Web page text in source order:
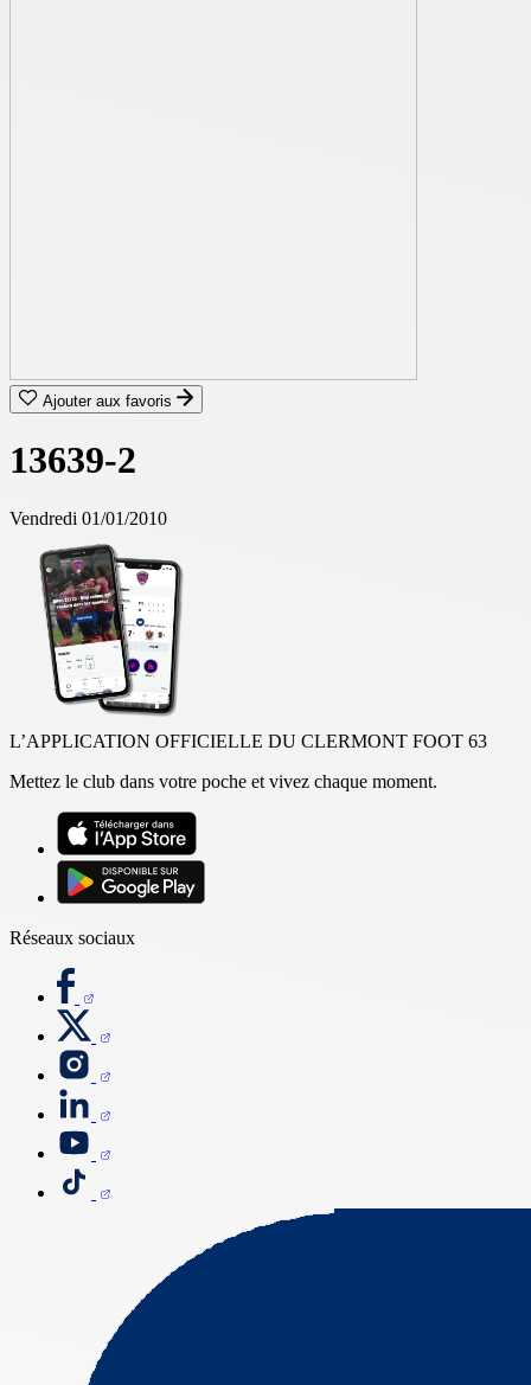
Ajouter aux favoris
13639-2
Vendredi 01/01/2010
L’APPLICATION OFFICIELLE DU CLERMONT FOOT 63
Mettez le club dans votre poche et vivez chaque moment.
Réseaux sociaux